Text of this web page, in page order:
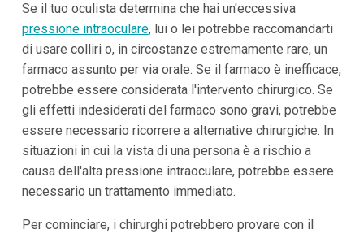
Se il tuo oculista determina che hai un'eccessiva
pressione intraoculare, lui o lei potrebbe raccomandarti
di usare colliri o, in circostanze estremamente rare, un
farmaco assunto per via orale. Se il farmaco è inefficace,
potrebbe essere considerata l'intervento chirurgico. Se
gli effetti indesiderati del farmaco sono gravi, potrebbe
essere necessario ricorrere a alternative chirurgiche. In
situazioni in cui la vista di una persona è a rischio a
causa dell'alta pressione intraoculare, potrebbe essere
necessario un trattamento immediato.
Per cominciare, i chirurghi potrebbero provare con il